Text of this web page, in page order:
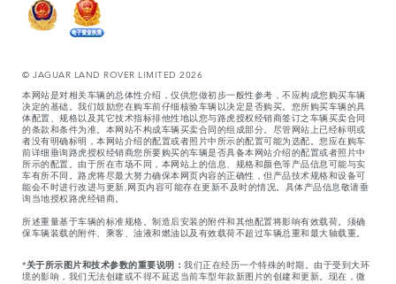
© JAGUAR LAND ROVER LIMITED 2026
本网站是对相关车辆的总体性介绍，仅供您做初步一般性参考，不应构成您购买车辆
决定的基础。我们鼓励您在购车前仔细核验车辆以决定是否购买。您所购买车辆的具
体配置、规格以及其它技术指标排他性地以您与路虎授权经销商签订之车辆买卖合同
的条款和条件为准。本网站不构成车辆买卖合同的组成部分。尽管网站上已经标明或
者没有明确标明，本网站介绍的配置或者照片中所示的配置可能为选配。您应在购车
前详细垂询路虎授权经销商您所要购买的车辆是否具备本网站介绍的配置或者照片中
所示的配置。由于所在市场不同，本网站上的信息、规格和颜色等产品信息可能与实
车有所不同。路虎将尽最大努力确保本网页内容的正确性，但产品技术规格和设备可
能会不时进行改进与更新,网页内容可能存在更新不及时的情况。具体产品信息敬请垂
询当地授权路虎经销商。
所述重量基于车辆的标准规格。制造后安装的附件和其他配置将影响有效载荷。须确
保车辆装载的附件、乘客、油液和燃油以及有效载荷不超过车辆总重和最大轴载重。
*关于所示图片和技术参数的重要说明： 我们正在经历一个特殊的时期。由于受到大环
境的影响，我们无法创建或不得不延迟当前车型年款新图片的创建和更新。现在，微